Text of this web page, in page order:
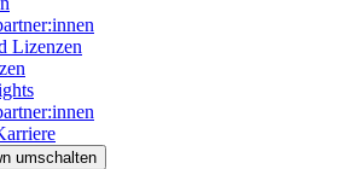
Lizenzen
umschalten